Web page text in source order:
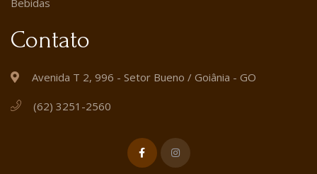
Bebidas
Contato
Avenida T 2, 996 - Setor Bueno / Goiânia - GO
(62) 3251-2560